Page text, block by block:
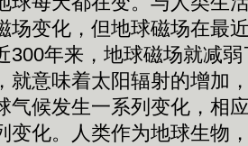
场变化，但地球磁场在最
300年来，地球磁场就减
就意味着太阳辐射的增加
气候发生一系列变化，相
变化。人类作为地球生物